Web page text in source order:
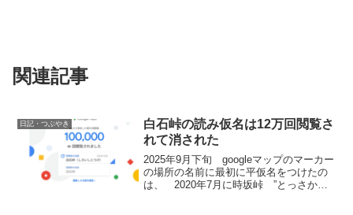
関連記事
日記・つぶやき
白石峠の読み仮名は12万回閲覧さ
れて消された
2025年9月下旬 googleマップのマーカー
の場所の名前に最初に平仮名をつけたの
は、 2020年7月に時坂峠 ”とっさかと